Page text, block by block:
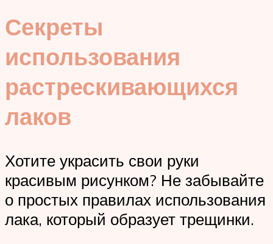
Секреты
использования
растрескивающихся
лаков
Хотите украсить свои руки
красивым рисунком? Не забывайте
о простых правилах использования
лака, который образует трещинки.